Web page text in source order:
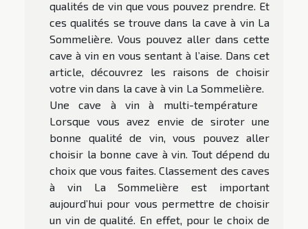
qualités de vin que vous pouvez prendre. Et
ces qualités se trouve dans la cave à vin La
Sommelière. Vous pouvez aller dans cette
cave à vin en vous sentant à l’aise. Dans cet
article, découvrez les raisons de choisir
votre vin dans la cave à vin La Sommelière.
Une cave à vin à multi-température
Lorsque vous avez envie de siroter une
bonne qualité de vin, vous pouvez aller
choisir la bonne cave à vin. Tout dépend du
choix que vous faites. Classement des caves
à vin La Sommelière est important
aujourd’hui pour vous permettre de choisir
un vin de qualité. En effet, pour le choix de